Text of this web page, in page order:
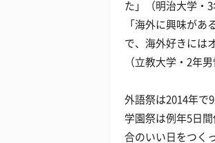
た」（明治大学・3
「海外に興味があ
で、海外好きには
（立教大学・2年男
外語祭は2014年で
学園祭は例年5日
合のいい日をつく